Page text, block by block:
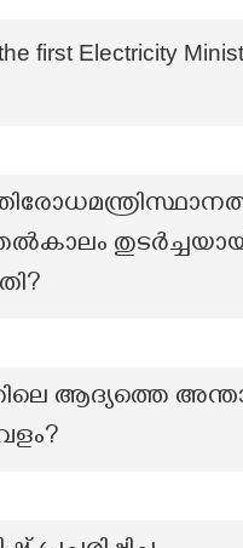
first Electricity
ആദ്യത്തെ